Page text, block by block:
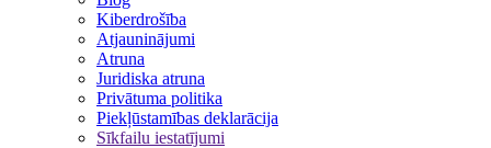
Kiberdrošība
Atjauninājumi
Atruna
Juridiska atruna
Privātuma politika
Piekļūstamības deklarācija
Sīkfailu iestatījumi